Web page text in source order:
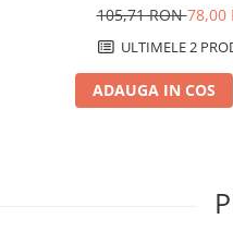
105,71 RON78,00
ULTIMELE 2
ADAUGA IN COS